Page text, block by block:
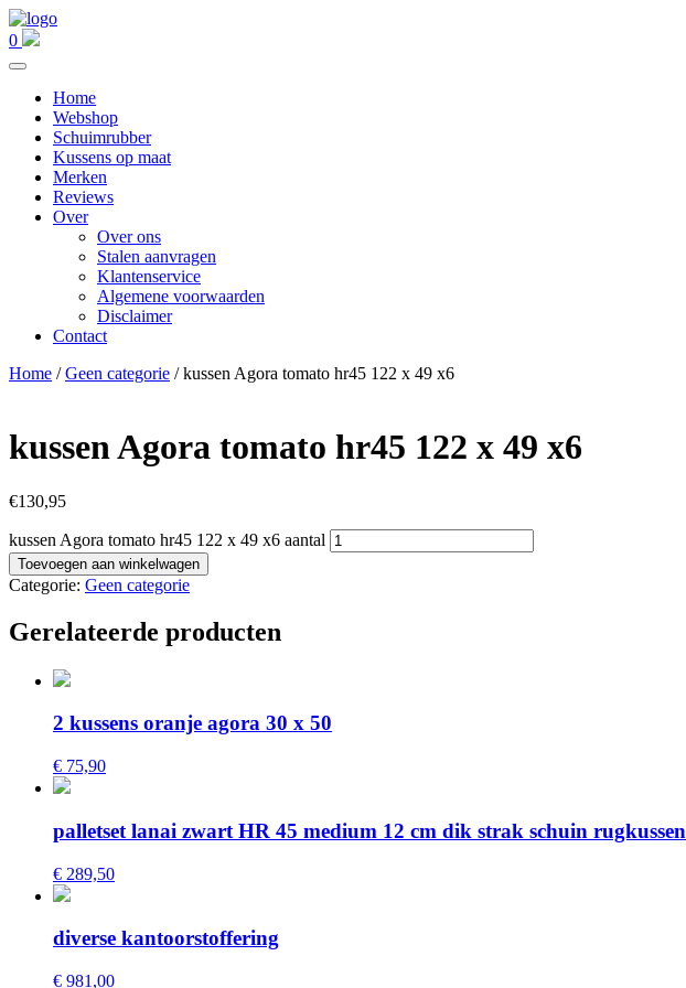
0
Home
Webshop
Schuimrubber
Kussens op maat
Merken
Reviews
Over
Over ons
Stalen aanvragen
Klantenservice
Algemene voorwaarden
Disclaimer
Contact
Home /Geen categorie / kussen Agora tomato hr45 122 x 49 x6
kussen Agora tomato hr45 122 x 49 x6
€130,95
kussen Agora tomato hr45 122 x 49 x6 aantal
Toevoegen aan winkelwagen
Categorie: Geen categorie
Gerelateerde producten
2 kussens oranje agora 30 x 50
€ 75,90
palletset lanai zwart HR 45 medium 12 cm dik strak schuin rugkussen
€ 289,50
diverse kantoorstoffering
€ 981,00